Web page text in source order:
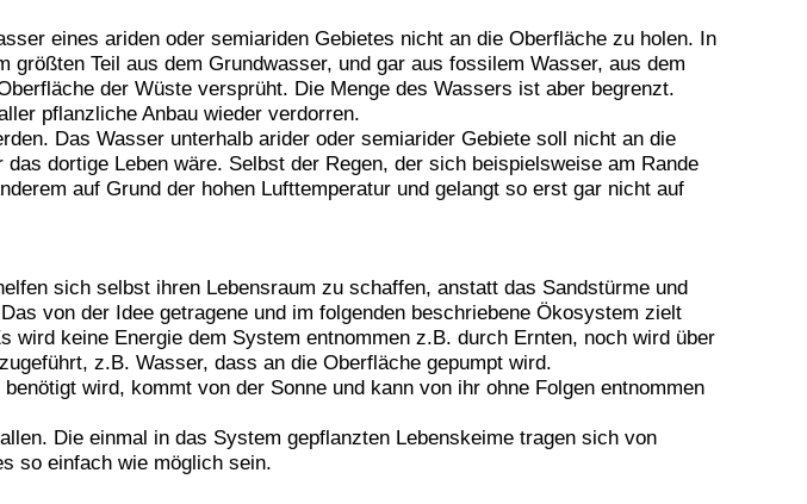
eines ariden oder semiariden Gebietes nicht an die Oberfläche zu holen. In
Teil aus dem Grundwasser, und gar aus fossilem Wasser, aus dem
der Wüste versprüht. Die Menge des Wassers ist aber begrenzt.
pflanzliche Anbau wieder verdorren.
Das Wasser unterhalb arider oder semiarider Gebiete soll nicht an die
dortige Leben wäre. Selbst der Regen, der sich beispielsweise am Rande
auf Grund der hohen Lufttemperatur und gelangt so erst gar nicht auf
sich selbst ihren Lebensraum zu schaffen, anstatt das Sandstürme und
von der Idee getragene und im folgenden beschriebene Ökosystem zielt
keine Energie dem System entnommen z.B. durch Ernten, noch wird über
z.B. Wasser, dass an die Oberfläche gepumpt wird.
wird, kommt von der Sonne und kann von ihr ohne Folgen entnommen
Die einmal in das System gepflanzten Lebenskeime tragen sich von
so einfach wie möglich sein.